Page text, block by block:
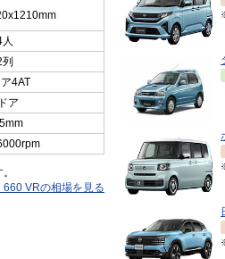
人
4AT
ア
660 VRの相場を見る